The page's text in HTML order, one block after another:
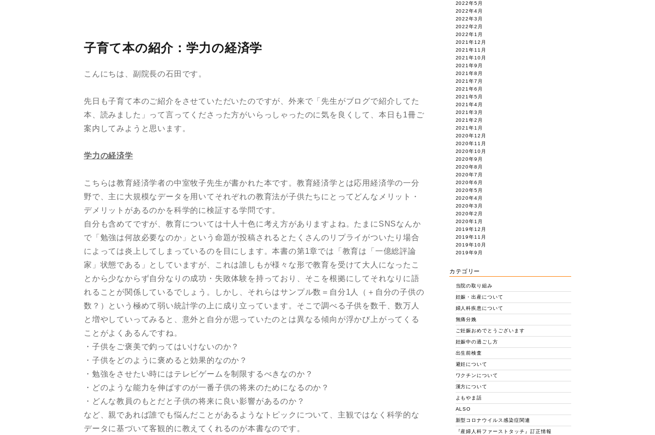
子育て本の紹介：学力の経済学
こんにちは、副院長の石田です。
先日も子育て本のご紹介をさせていただいたのですが、外来で「先生がブログで紹介してた
本、読みました」って言ってくださった方がいらっしゃったのに気を良くして、本日も1冊ご
案内してみようと思います。
学力の経済学
こちらは教育経済学者の中室牧子先生が書かれた本です。教育経済学とは応用経済学の一分
野で、主に大規模なデータを用いてそれぞれの教育法が子供たちにとってどんなメリット・
デメリットがあるのかを科学的に検証する学問です。
自分も含めてですが、教育については十人十色に考え方がありますよね。たまにSNSなんか
で「勉強は何故必要なのか」という命題が投稿されるとたくさんのリプライがついたり場合
によっては炎上してしまっているのを目にします。本書の第1章では「教育は「一億総評論
家」状態である」としていますが、これは誰しもが様々な形で教育を受けて大人になったこ
とから少なからず自分なりの成功・失敗体験を持っており、そこを根拠にしてそれなりに語
れることが関係しているでしょう。しかし、それらはサンプル数＝自分1人（＋自分の子供の
数？）という極めて弱い統計学の上に成り立っています。そこで調べる子供を数千、数万人
と増やしていってみると、意外と自分が思っていたのとは異なる傾向が浮かび上がってくる
ことがよくあるんですね。
・子供をご褒美で釣ってはいけないのか？
・子供をどのように褒めると効果的なのか？
・勉強をさせたい時にはテレビゲームを制限するべきなのか？
・どのような能力を伸ばすのが一番子供の将来のためになるのか？
・どんな教員のもとだと子供の将来に良い影響があるのか？
など、親であれば誰でも悩んだことがあるようなトピックについて、主観ではなく科学的な
データに基づいて客観的に教えてくれるのが本書なのです。
2022年5月
2022年4月
2022年3月
2022年2月
2022年1月
2021年12月
2021年11月
2021年10月
2021年9月
2021年8月
2021年7月
2021年6月
2021年5月
2021年4月
2021年3月
2021年2月
2021年1月
2020年12月
2020年11月
2020年10月
2020年9月
2020年8月
2020年7月
2020年6月
2020年5月
2020年4月
2020年3月
2020年2月
2020年1月
2019年12月
2019年11月
2019年10月
2019年9月
カテゴリー
当院の取り組み
妊娠・出産について
婦人科疾患について
無痛分娩
ご妊娠おめでとうございます
妊娠中の過ごし方
出生前検査
避妊について
ワクチンについて
漢方について
よもやま話
ALSO
新型コロナウイルス感染症関連
『産婦人科ファーストタッチ』訂正情報